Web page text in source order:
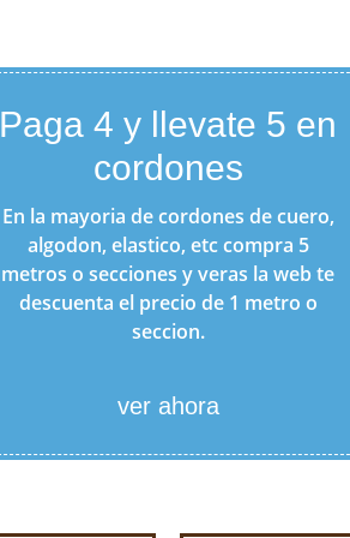
Paga 4 y llevate 5 en
cordones
En la mayoria de cordones de cuero,
algodon, elastico, etc compra 5
metros o secciones y veras la web te
descuenta el precio de 1 metro o
seccion.
ver ahora